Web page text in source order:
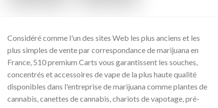
Considéré comme l'un des sites Web les plus anciens et les
plus simples de vente par correspondance de marijuana en
France, 510 premium Carts vous garantissent les souches,
concentrés et accessoires de vape de la plus haute qualité
disponibles dans l'entreprise de marijuana comme plantes de
cannabis, canettes de cannabis, chariots de vapotage, pré-